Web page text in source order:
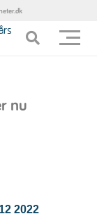
nu
2022